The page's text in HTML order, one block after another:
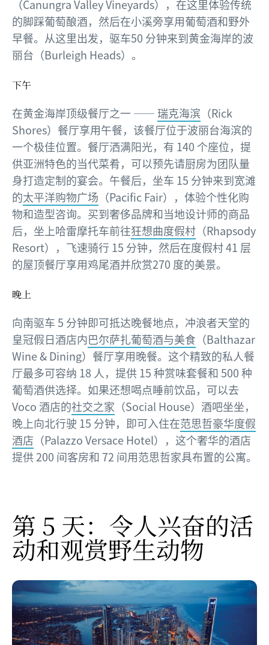
（Canungra Valley Vineyards），在这里体验传统
的脚踩葡萄酿酒，然后在小溪旁享用葡萄酒和野外
早餐。从这里出发，驱车50 分钟来到黄金海岸的波
丽台（Burleigh Heads）。
下午
在黄金海岸顶级餐厅之一 —— 瑞克海滨 （Rick
Shores）餐厅享用午餐，该餐厅位于波丽台海滨的
一个极佳位置。餐厅洒满阳光，有 140 个座位，提
供亚洲特色的当代菜肴，可以预先请厨房为团队量
身打造定制的宴会。午餐后，坐车 15 分钟来到宽滩
的太平洋购物广场 （Pacific Fair），体验个性化购
物和造型咨询。买到奢侈品牌和当地设计师的商品
后，坐上哈雷摩托车前往狂想曲度假村 （Rhapsody
Resort），飞速骑行 15 分钟，然后在度假村 41 层
的屋顶餐厅享用鸡尾酒并欣赏270 度的美景。
晚上
向南驱车 5 分钟即可抵达晚餐地点，冲浪者天堂的
皇冠假日酒店内巴尔萨扎葡萄酒与美食 （Balthazar
Wine & Dining）餐厅享用晚餐。这个精致的私人餐
厅最多可容纳 18 人，提供 15 种赏味套餐和 500 种
葡萄酒供选择。如果还想喝点睡前饮品，可以去
Voco 酒店的社交之家 （Social House）酒吧坐坐，
晚上向北行驶 15 分钟，即可入住在范思哲豪华度假
酒店 （Palazzo Versace Hotel），这个奢华的酒店
提供 200 间客房和 72 间用范思哲家具布置的公寓。
第 5 天：令人兴奋的活
动和观赏野生动物